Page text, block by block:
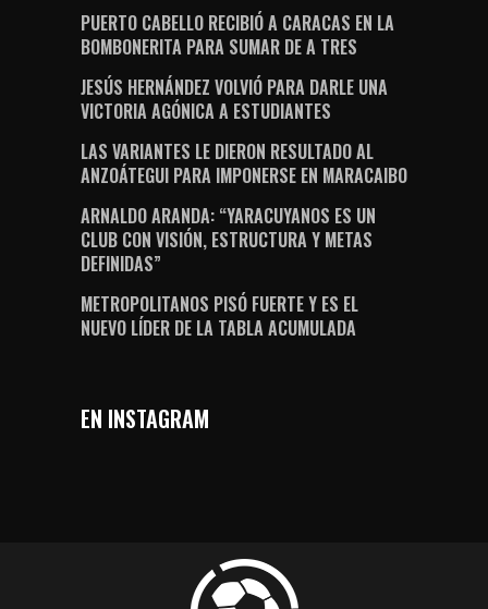
PUERTO CABELLO RECIBIÓ A CARACAS EN LA
BOMBONERITA PARA SUMAR DE A TRES
JESÚS HERNÁNDEZ VOLVIÓ PARA DARLE UNA
VICTORIA AGÓNICA A ESTUDIANTES
LAS VARIANTES LE DIERON RESULTADO AL
ANZOÁTEGUI PARA IMPONERSE EN MARACAIBO
ARNALDO ARANDA: “YARACUYANOS ES UN
CLUB CON VISIÓN, ESTRUCTURA Y METAS
DEFINIDAS”
METROPOLITANOS PISÓ FUERTE Y ES EL
NUEVO LÍDER DE LA TABLA ACUMULADA
EN INSTAGRAM